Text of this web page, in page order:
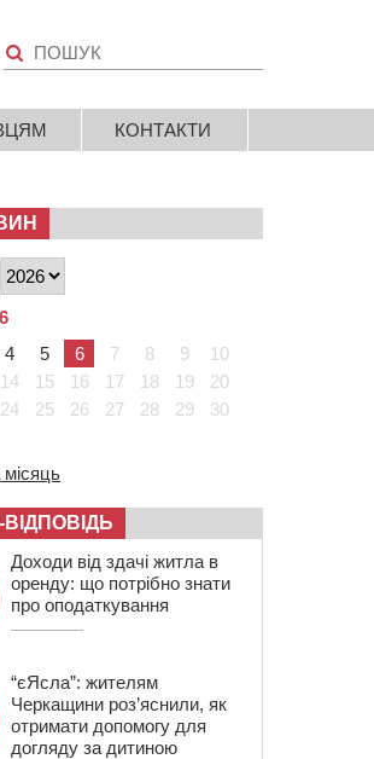
КОНТАКТИ
4 5 6 7 8 9
10
14 15 16 17 18 19
20
24 25 26 27 28 29
30
місяць
Доходи від здачі житла в
оренду: що потрібно знати
про оподаткування
“єЯсла”: жителям
Черкащини роз’яснили, як
отримати допомогу для
догляду за дитиною